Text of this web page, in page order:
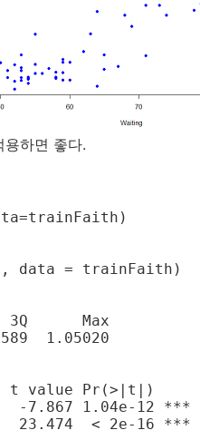
하면 좋다.
data = trainFaith)
3Q      Max
1.05020
t value Pr(>|t|)
-7.867 1.04e-12 ***
23.474  < 2e-16 ***